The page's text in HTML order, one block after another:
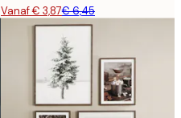
Vanaf € 3,87€ 6,45